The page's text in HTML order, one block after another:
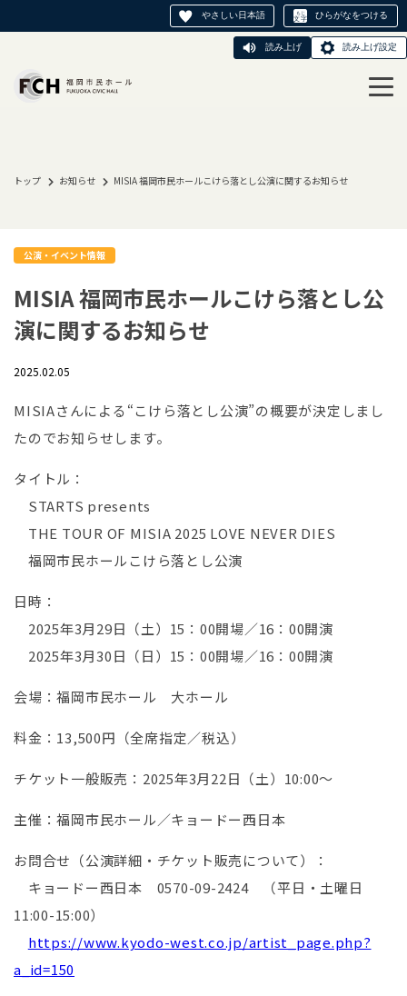
やさしい日本語 ひらがなをつける
読み上げ 読み上げ設定
トップ お知らせ MISIA 福岡市民ホールこけら落とし公演に関するお知らせ
公演・イベント情報
MISIA 福岡市民ホールこけら落とし公
演に関するお知らせ
2025.02.05
MISIAさんによる“こけら落とし公演”の概要が決定しまし
たのでお知らせします。
タイトル：
STARTS presents
THE TOUR OF MISIA 2025 LOVE NEVER DIES
福岡市民ホールこけら落とし公演
日時：
2025年3月29日（土）15：00開場／16：00開演
2025年3月30日（日）15：00開場／16：00開演
会場：福岡市民ホール 大ホール
料金：13,500円（全席指定／税込）
チケット一般販売：2025年3月22日（土）10:00～
主催：福岡市民ホール／キョードー西日本
お問合せ（公演詳細・チケット販売について）：
キョードー西日本 0570-09-2424 （平日・土曜日
11:00-15:00）
https://www.kyodo-west.co.jp/artist_page.php?
a_id=150